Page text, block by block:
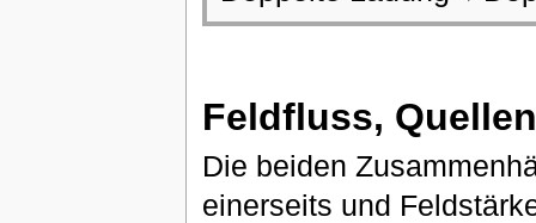
Feldfluss,
Die beiden
einerseits und